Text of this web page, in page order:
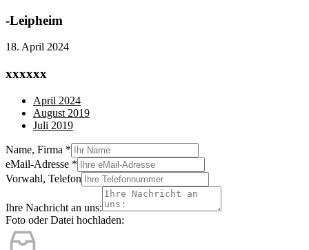
-Leipheim
18. April 2024
xxxxxx
April 2024
August 2019
Juli 2019
Name, Firma *
eMail-Adresse *
Vorwahl, Telefon
Ihre Nachricht an uns:
Foto oder Datei hochladen: